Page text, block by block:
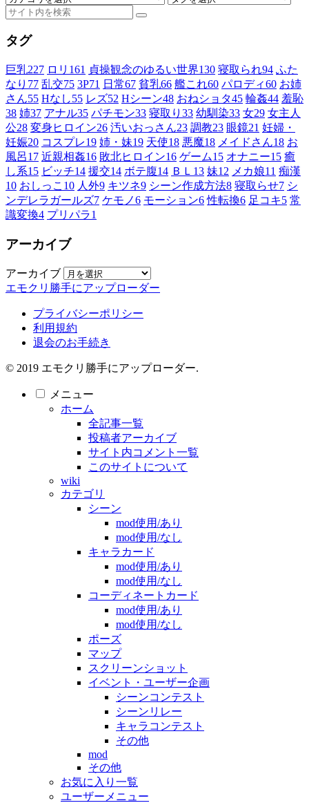
タグ
巨乳227 ロリ 161 貞操観念のゆるい世界130 寝取られ94 ふた
なり 77 乱交75 3P71 日常67 貧乳66 艦これ60 パロディ60 お姉
さん55 Hなし55 レズ52 Hシーン48 おねショタ45 輪姦44 羞恥
38 姉37 アナル35 パチモン33 寝取り 33 幼馴染33 女29 女主人
公28 変身ヒロイン26 汚いおっさん23 調教23 眼鏡21 妊婦・
妊娠20 コスプレ19 姉・妹19 天使18 悪魔18 メイドさん18 お
風呂17 近親相姦16 敗北ヒロイン16 ゲーム15 オナニー15 癒
し系15 ビッチ14 援交14 ボテ腹14 ＢＬ 13 妹12 メカ娘11 痴漢
10 おしっこ 10 人外9 キツネ9 シーン作成方法8 寝取らせ7 シ
ンデレラガールズ7 ケモノ6 モーション6 性転換6 足コキ5 常
識変換4 プリパラ1
アーカイブ
アーカイブ
エモクリ勝手にアップローダー
プライバシーポリシー
利用規約
退会のお手続き
© 2019 エモクリ勝手にアップローダー.
メニュー
ホーム
全記事一覧
投稿者アーカイブ
サイト内コメント一覧
このサイトについて
wiki
カテゴリ
シーン
mod使用/あり
mod使用/なし
キャラカード
mod使用/あり
mod使用/なし
コーディネートカード
mod使用/あり
mod使用/なし
ポーズ
マップ
スクリーンショット
イベント・ユーザー企画
シーンコンテスト
シーンリレー
キャラコンテスト
その他
mod
その他
お気に入り一覧
ユーザーメニュー